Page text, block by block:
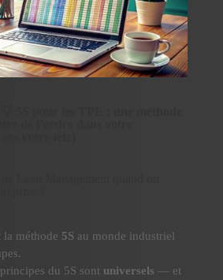
la méthode 5Sau monde industriel
du 5S sont universels — et